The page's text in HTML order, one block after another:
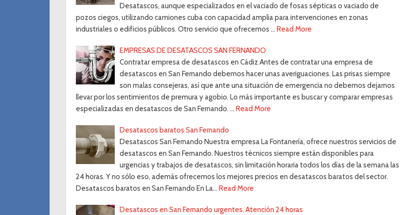
Desatascos, aunque especializados en el vaciado de fosas sépticas o vaciado de
pozos ciegos, utilizando camiones cuba con capacidad amplia para intervenciones en zonas
industriales o edificios públicos. Otro servicio que ofrecemos … Read More
EMPRESAS DE DESATASCOS SAN FERNANDO
Contratar empresa de desatascos en Cádiz Antes de contratar una empresa de
desatascos en San Fernando debemos hacer unas averiguaciones. Las prisas siempre
son malas consejeras, así que ante una situación de emergencia no debemos dejarnos
llevar por los sentimientos de premura y agobio. Lo más importante es buscar y comparar empresas
especializadas en desatascos de San Fernando. … Read More
Desatascos baratos San Fernando
Desatascos San Fernando Nuestra empresa La Fontanería, ofrece nuestros servicios de
desatascos en San Fernando. Nuestros técnicos siempre están disponibles para
urgencias y trabajos de desatascos, sin limitación horaria todos los días de la semana las
24 horas. Y no sólo eso, además ofrecemos los mejores precios en desatascos baratos del sector.
Desatascos baratos en San Fernando En La… Read More
Desatascos en San Fernando urgentes. Atención 24 horas